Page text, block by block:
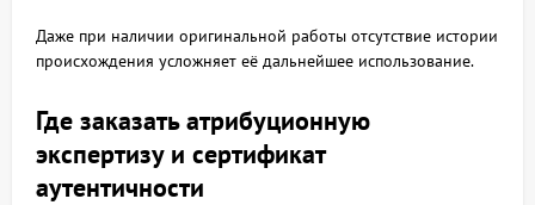
Даже при наличии оригинальной работы отсутствие истории
происхождения усложняет её дальнейшее использование.
Где заказать атрибуционную
экспертизу и сертификат
аутентичности